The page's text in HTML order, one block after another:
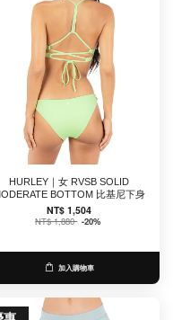
HURLEY｜女 RVSB SOLID
BOTTOM 比基尼下身
NT$ 1,504
NT$ 1,880 -20%
加入購物車